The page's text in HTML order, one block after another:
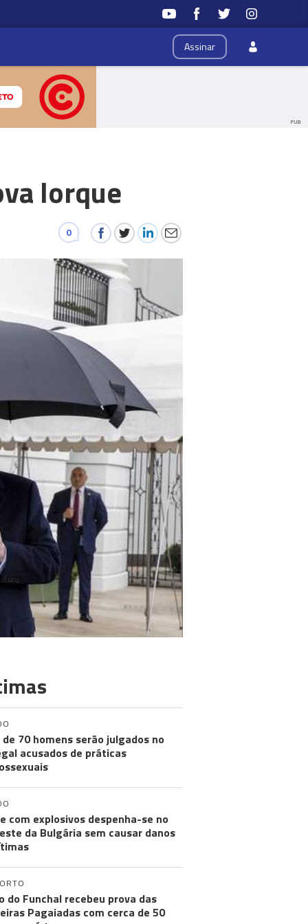
Assinar
PUB
Iorque
0
de 70 homens serão julgados no
acusados de práticas
com explosivos despenha-se no
da Bulgária sem causar danos
do Funchal recebeu prova das
Pagaiadas com cerca de 50